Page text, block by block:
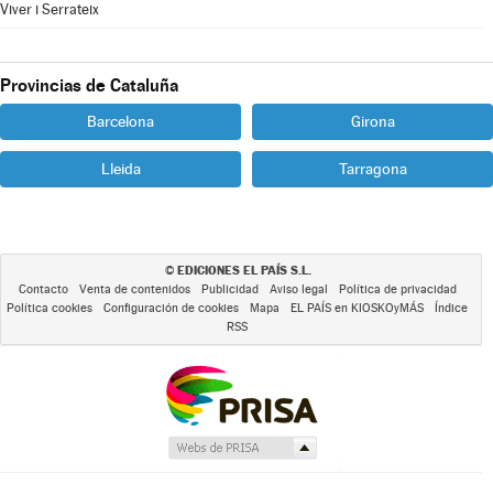
Viver i Serrateix
Provincias de Cataluña
Barcelona Girona
Lleida Tarragona
© EDICIONES EL PAÍS S.L.
Contacto Venta de contenidos Publicidad Aviso legal
Política de privacidad
Política cookies
Configuración de cookies Mapa EL PAÍS en KIOSKOyMÁS
Índice
RSS